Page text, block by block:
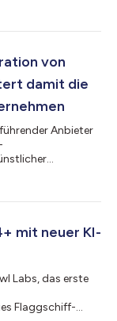
es praktisch
mit
von
damit die
Anbieter
für hybride
Lösung,
(BYOD)...
mit neuer KI-
Labs, das erste
Flaggschiff-